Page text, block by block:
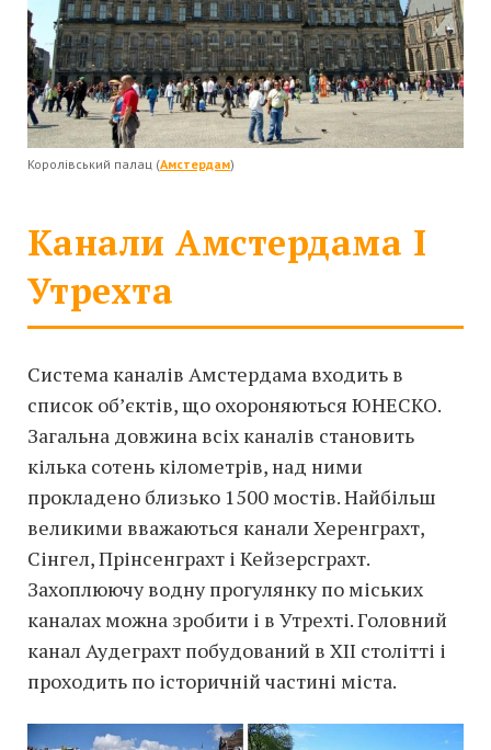
Королівський палац (Амстердам)
Канали Амстердама І
Утрехта
Система каналів Амстердама входить в
список об’єктів, що охороняються ЮНЕСКО.
Загальна довжина всіх каналів становить
кілька сотень кілометрів, над ними
прокладено близько 1500 мостів. Найбільш
великими вважаються канали Херенграхт,
Сінгел, Прінсенграхт і Кейзерсграхт.
Захоплюючу водну прогулянку по міських
каналах можна зробити і в Утрехті. Головний
канал Аудеграхт побудований в XII столітті і
проходить по історичній частині міста.